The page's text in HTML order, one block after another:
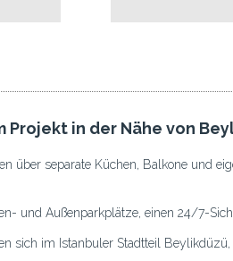
Projekt in der Nähe von
über separate Küchen, Balkone und
und Außenparkplätze, einen 24/7-
sich im Istanbuler Stadtteil